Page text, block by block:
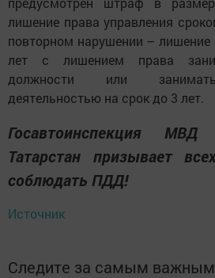
лишение права управления
повторном нарушении –
лет с лишением права
должности или
деятельностью на срок до 3 лет.
Госавтоинспекция
Татарстан призывает
соблюдать ПДД!
Источник
Следите за самым